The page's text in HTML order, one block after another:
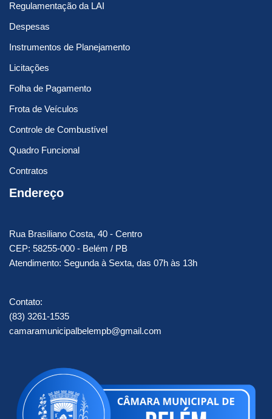
Regulamentação da LAI
Despesas
Instrumentos de Planejamento
Licitações
Folha de Pagamento
Frota de Veículos
Controle de Combustível
Quadro Funcional
Contratos
Endereço
Rua Brasiliano Costa, 40 - Centro
CEP: 58255-000 - Belém / PB
Atendimento: Segunda à Sexta, das 07h às 13h
Contato:
(83) 3261-1535
camaramunicipalbelempb@gmail.com